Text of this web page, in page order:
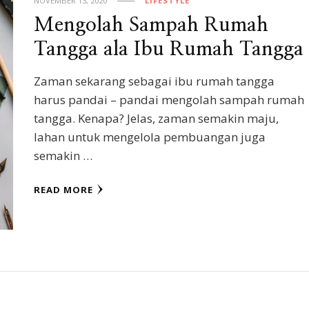
Mengolah Sampah Rumah
Tangga ala Ibu Rumah Tangga
Zaman sekarang sebagai ibu rumah tangga
harus pandai – pandai mengolah sampah rumah
tangga. Kenapa? Jelas, zaman semakin maju,
lahan untuk mengelola pembuangan juga
semakin …
READ MORE